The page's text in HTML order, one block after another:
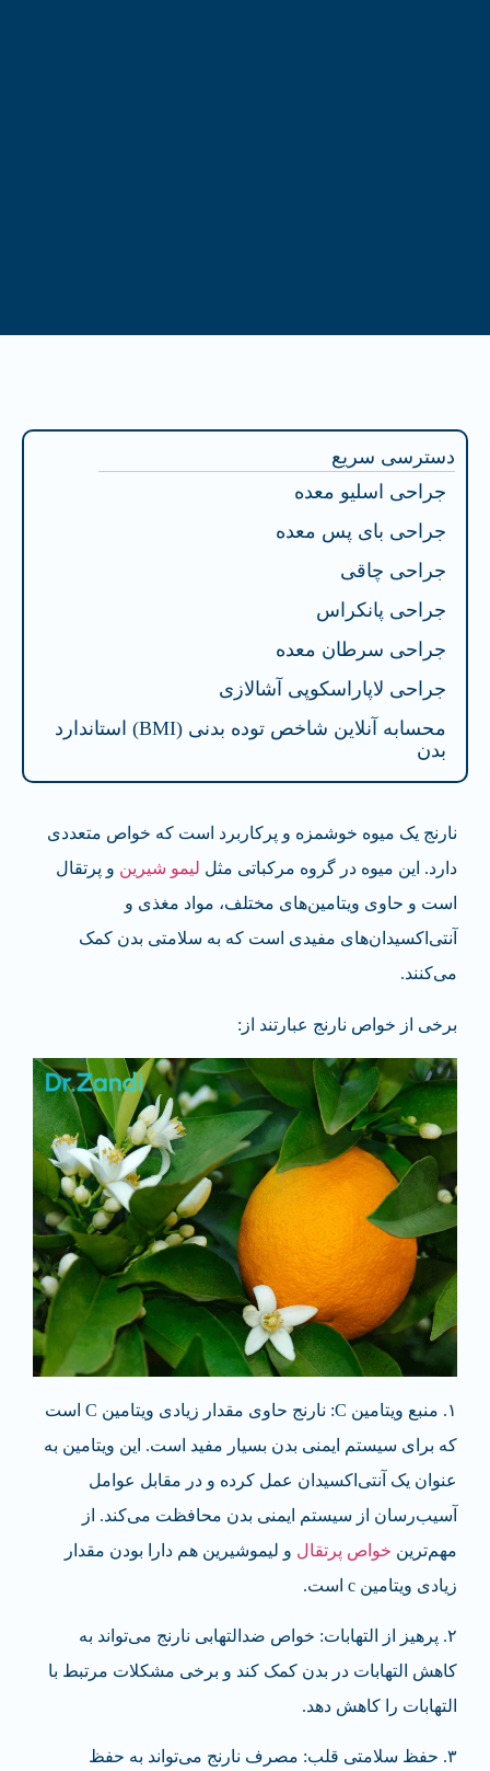
نارنج یک میوه خوشمزه و پرکاربرد است که خواص متعددی
دارد. این میوه در گروه مرکباتی مثل لیمو شیرین و پرتقال
است و حاوی ویتامین‌های مختلف، مواد مغذی و
آنتی‌اکسیدان‌های مفیدی است که به سلامتی بدن کمک
می‌کنند.
برخی از خواص نارنج عبارتند از:
۱. منبع ویتامین C: نارنج حاوی مقدار زیادی ویتامین C است
که برای سیستم ایمنی بدن بسیار مفید است. این ویتامین به
عنوان یک آنتی‌اکسیدان عمل کرده و در مقابل عوامل
آسیب‌رسان از سیستم ایمنی بدن محافظت می‌کند. از
مهم‌ترین خواص پرتقال و لیمو‌شیرین هم دارا بودن مقدار
زیادی ویتامین c است.
۲. پرهیز از التهابات: خواص ضد‌التهابی نارنج می‌تواند به
کاهش التهابات در بدن کمک کند و برخی مشکلات مرتبط با
التهابات را کاهش دهد.
۳. حفظ سلامتی قلب: مصرف نارنج می‌تواند به حفظ
دسترسی سریع
جراحی اسلیو معده
جراحی بای پس معده
جراحی چاقی
جراحی پانکراس
جراحی سرطان معده
جراحی لاپاراسکوپی آشالازی
محسابه آنلاین شاخص توده بدنی (BMI) استاندارد
بدن